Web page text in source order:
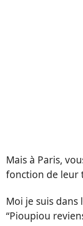
Mais à Paris,
fonction de leur
Moi je suis dans
“Pioupiou